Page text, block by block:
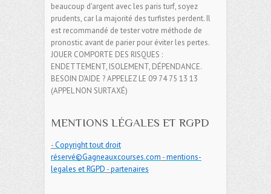
beaucoup d'argent avec les paris turf, soyez
prudents, car la majorité des turfistes perdent. Il
est recommandé de tester votre méthode de
pronostic avant de parier pour éviter les pertes.
JOUER COMPORTE DES RISQUES :
ENDETTEMENT, ISOLEMENT, DÉPENDANCE.
BESOIN D'AIDE ? APPELEZ LE 09 74 75 13 13
(APPEL NON SURTAXÉ)
MENTIONS LÉGALES ET RGPD
-Copyright tout droit
réservé©Gagneauxcourses.com -mentions-
legales et RGPD -partenaires